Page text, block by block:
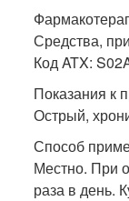
Средства,
Код ATX:
Показания к
Острый,
Способ
Местно. При
раза в день.